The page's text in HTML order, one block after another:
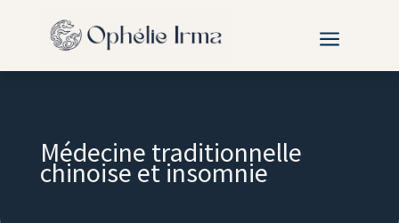
a
Médecine traditionnelle
chinoise et insomnie